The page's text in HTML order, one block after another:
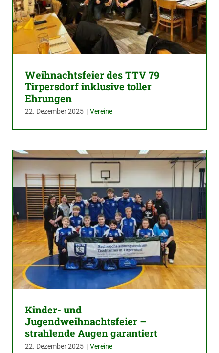
Weihnachtsfeier des TTV 79
Tirpersdorf inklusive toller
Ehrungen
22. Dezember 2025 | Vereine
Kinder- und
Jugendweihnachtsfeier –
strahlende Augen garantiert
22. Dezember 2025 | Vereine